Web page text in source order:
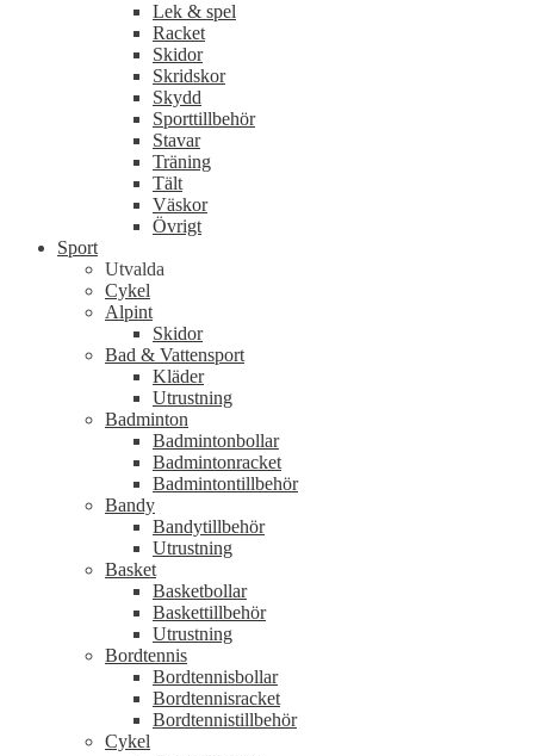
Lek & spel
Racket
Skidor
Skridskor
Skydd
Sporttillbehör
Stavar
Träning
Tält
Väskor
Övrigt
Sport
Utvalda
Cykel
Alpint
Skidor
Bad & Vattensport
Kläder
Utrustning
Badminton
Badmintonbollar
Badmintonracket
Badmintontillbehör
Bandy
Bandytillbehör
Utrustning
Basket
Basketbollar
Baskettillbehör
Utrustning
Bordtennis
Bordtennisbollar
Bordtennisracket
Bordtennistillbehör
Cykel